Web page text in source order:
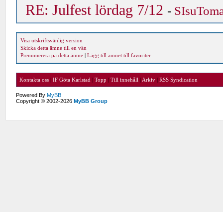
RE: Julfest lördag 7/12 -
Visa utskriftsvänlig version
Skicka detta ämne till en vän
Prenumerera på detta ämne |Lägg till ämnet till favoriter
Kontakta oss |IF Göta Karlstad |Topp |Till innehåll | Arkiv |RSS Syndication
Powered ByMyBB
Copyright © 2002-2026MyBB Group